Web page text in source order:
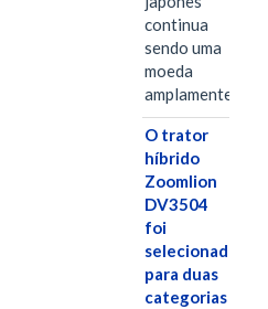
continua
sendo uma
moeda
amplamente…
O trator
híbrido
Zoomlion
DV3504
foi
selecionado
para duas
categorias